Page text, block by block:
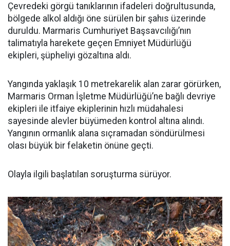
Çevredeki görgü tanıklarının ifadeleri doğrultusunda,
bölgede alkol aldığı öne sürülen bir şahıs üzerinde
duruldu. Marmaris Cumhuriyet Başsavcılığı’nın
talimatıyla harekete geçen Emniyet Müdürlüğü
ekipleri, şüpheliyi gözaltına aldı.
Yangında yaklaşık 10 metrekarelik alan zarar görürken,
Marmaris Orman İşletme Müdürlüğü’ne bağlı devriye
ekipleri ile itfaiye ekiplerinin hızlı müdahalesi
sayesinde alevler büyümeden kontrol altına alındı.
Yangının ormanlık alana sıçramadan söndürülmesi
olası büyük bir felaketin önüne geçti.
Olayla ilgili başlatılan soruşturma sürüyor.